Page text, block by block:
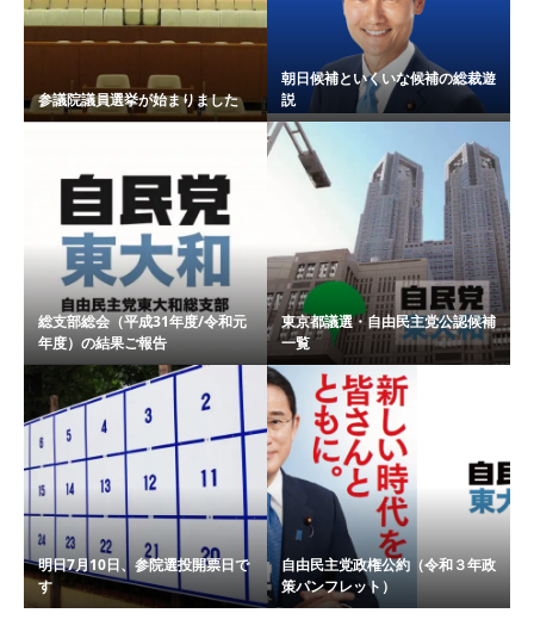
参議院議員選挙が始まりました
朝日候補といくいな候補の総裁遊
説
総支部総会（平成31年度/令和元
年度）の結果ご報告
東京都議選・自由民主党公認候補
一覧
明日7月10日、参院選投開票日で
す
自由民主党政権公約（令和３年政
策パンフレット）